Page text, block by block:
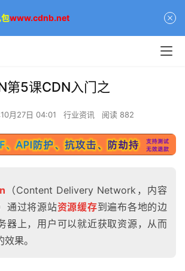
第5课CDN入门之
月27日 04:01 行业资讯 阅读 882
（Content Delivery Network，内容
通过将源站资源缓存到遍布各地的边
器上，用户可以就近获取资源，从而
果。
www.cdnb.net